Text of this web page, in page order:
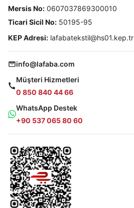
Mersis No: 0607037869300010
Ticari Sicil No: 50195-95
KEP Adresi: lafabatekstil@hs01.kep.tr
info@lafaba.com
Müşteri Hizmetleri
0 850 840 44 66
WhatsApp Destek
+90 537 065 80 60